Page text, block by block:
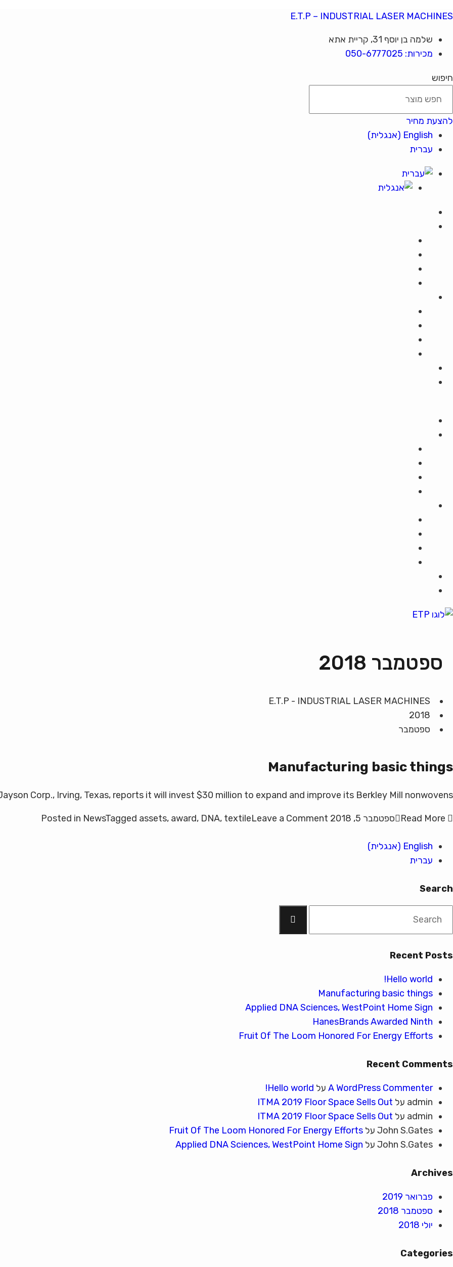
E.T.P – INDUSTRIAL LASER MACHINES
שלמה בן יוסף 31, קריית אתא
מכירות: 050-6777025
חיפוש
להצעת מחיר
English
(אנגלית)
עברית
ספטמבר 2018
E.T.P - INDUSTRIAL LASER MACHINES
2018
ספטמבר
Manufacturing basic things
Corp., Irving, Texas, reports it will invest $30 million to expand and improve its Berkley Mill nonwovens…
Read More ספטמבר 5, 2018 Posted in NewsTagged assets, award, DNA, textileLeave a Comment
English
(אנגלית)
עברית
Search
for:
Recent Posts
Hello world!
Manufacturing basic things
Applied DNA Sciences, WestPoint Home Sign
HanesBrands Awarded Ninth
Fruit Of The Loom Honored For Energy Efforts
Recent Comments
A WordPress Commenter על Hello world!
admin על ITMA 2019 Floor Space Sells Out
admin על ITMA 2019 Floor Space Sells Out
John S.Gates על Fruit Of The Loom Honored For Energy Efforts
John S.Gates על Applied DNA Sciences, WestPoint Home Sign
Archives
פברואר 2019
ספטמבר 2018
יולי 2018
Categories